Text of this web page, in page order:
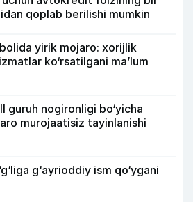
qoplab berilishi mumkin
yirik mojaro: xorijlik
ko‘rsatilgani ma’lum
guruh nogironligi bo‘yicha
murojaatisiz tayinlanishi
g‘ayrioddiy ism qo‘ygani